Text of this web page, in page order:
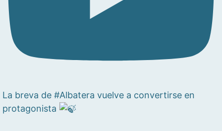
La breva de #Albatera vuelve a convertirse en
protagonista